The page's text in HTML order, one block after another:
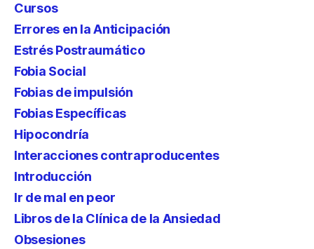
Cursos
Errores en la Anticipación
Estrés Postraumático
Fobia Social
Fobias de impulsión
Fobias Específicas
Hipocondría
Interacciones contraproducentes
Introducción
Ir de mal en peor
Libros de la Clínica de la Ansiedad
Obsesiones